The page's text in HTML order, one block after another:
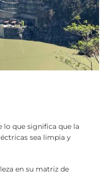
lo que significa que la
sea limpia y
en su matriz de